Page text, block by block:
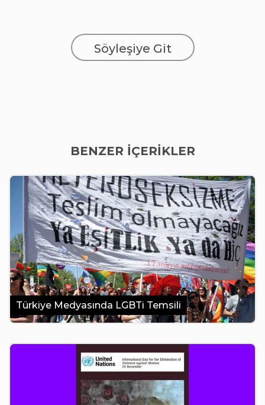
Söyleşiye Git
BENZER İÇERİKLER
Türkiye Medyasında LGBTi Temsili